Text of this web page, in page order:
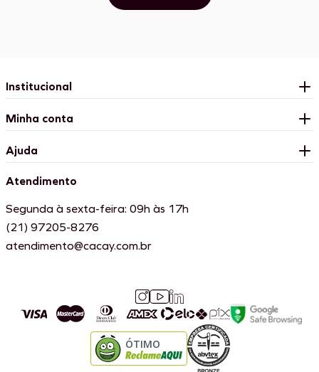
Institucional
Minha conta
Ajuda
Atendimento
Segunda à sexta-feira: 09h às 17h
(21) 97205-8276
atendimento@cacay.com.br
ÓTIMO